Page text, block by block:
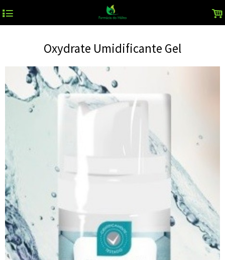
4 .
Oxydrate Umidificante Gel